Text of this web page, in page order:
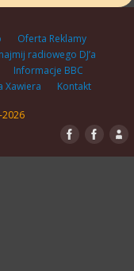
Oferta Reklamy
radiowego DJ’a
Informacje BBC
Xawiera Kontakt